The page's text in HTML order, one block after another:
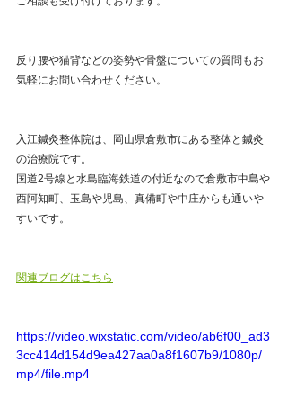
反り腰や猫背などの姿勢や骨盤についての質問もお
気軽にお問い合わせください。
入江鍼灸整体院は、岡山県倉敷市にある整体と鍼灸
の治療院です。
国道2号線と水島臨海鉄道の付近なので倉敷市中島や
西阿知町、玉島や児島、真備町や中庄からも通いや
すいです。
関連ブログはこちら
https://video.wixstatic.com/video/ab6f00_ad3
3cc414d154d9ea427aa0a8f1607b9/1080p/
mp4/file.mp4